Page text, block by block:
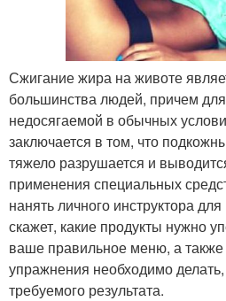
Сжигание жира на животе
большинства людей, причем
недосягаемой в обычных
заключается в том, что
тяжело разрушается и
применения специальных
нанять личного инструктора
скажет, какие продукты нужно
ваше правильное меню, а также
упражнения необходимо
требуемого результата.